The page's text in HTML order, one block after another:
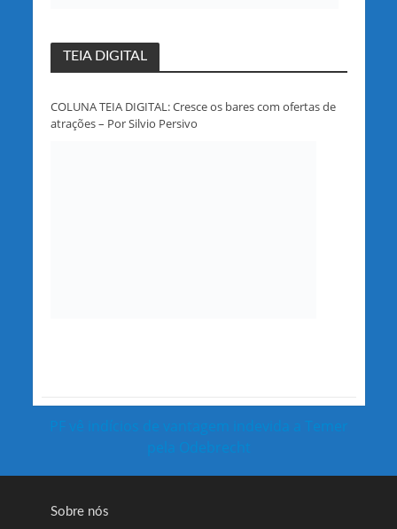
TEIA DIGITAL
COLUNA TEIA DIGITAL: Cresce os bares com ofertas de
atrações – Por Silvio Persivo
PF vê indícios de vantagem indevida a Temer
pela Odebrecht
Sobre nós